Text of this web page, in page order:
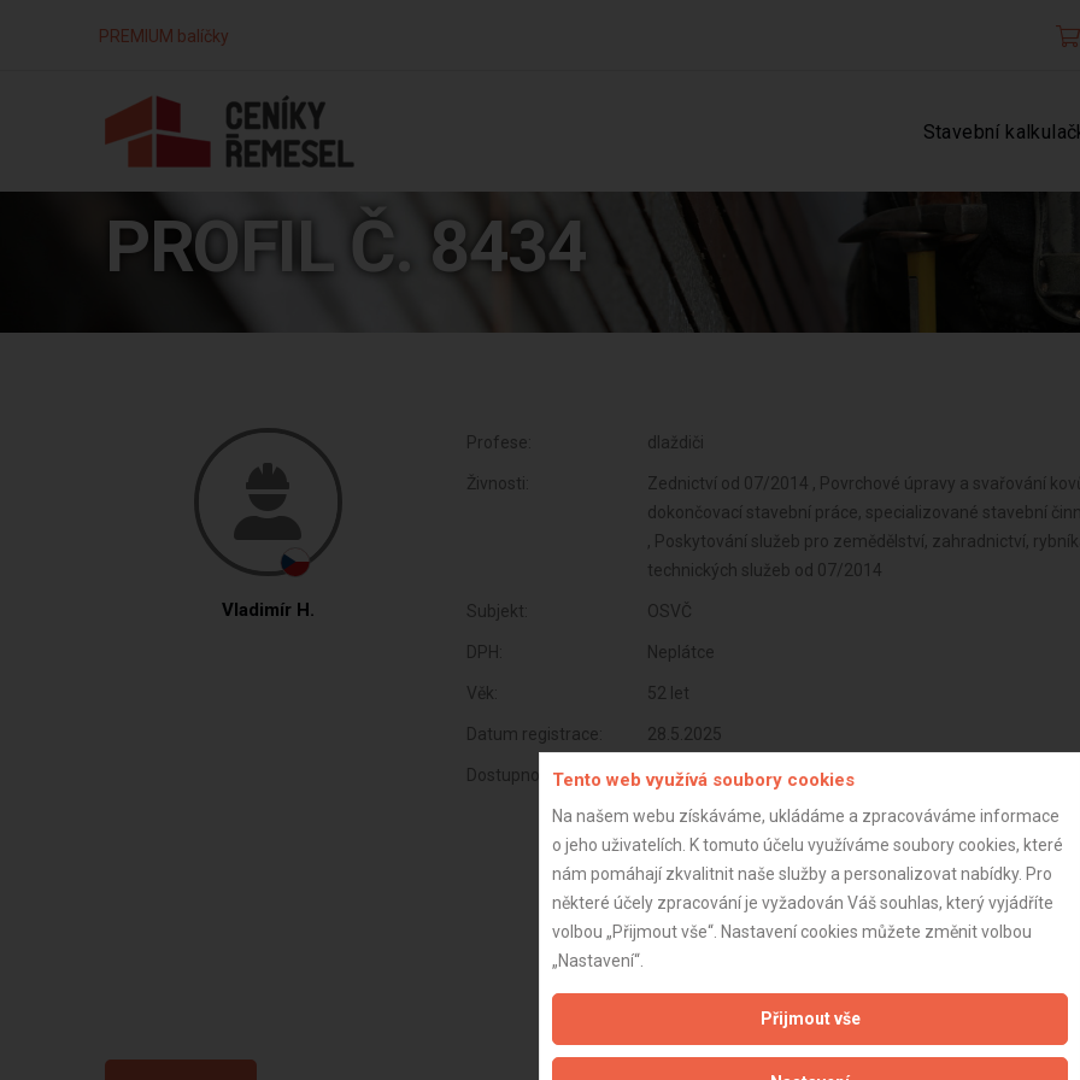
PREMIUM balíčky
Stavební
PROFIL Č. 8434
Vladimír H.
Profese: dlaždiči
Živnosti:
Zednictví od 07/2014 , Povrchové úpravy a svařování
dokončovací stavební práce, specializované stavební
, Poskytování služeb pro zemědělství, zahradnictví,
technických služeb od 07/2014
Subjekt: OSVČ
DPH: Neplátce
Věk: 52 let
Datum registrace: 28.5.2025
Dostupnost:Tento web využívá soubory cookies
Na našem webu získáváme, ukládáme a zpracováváme informace
o jeho uživatelích. K tomuto účelu využíváme soubory cookies, které
nám pomáhají zkvalitnit naše služby a personalizovat nabídky. Pro
některé účely zpracování je vyžadován Váš souhlas, který vyjádříte
volbou „Přijmout vše“. Nastavení cookies můžete změnit volbou
„Nastavení“.
Přijmout vše